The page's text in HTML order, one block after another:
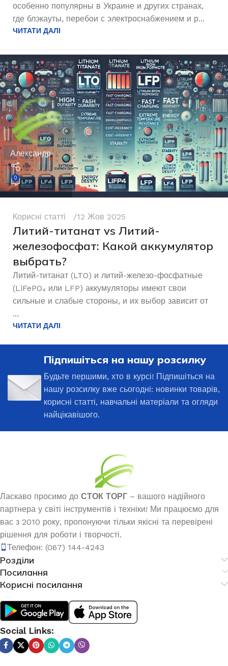
особенно популярны в Украине и других странах,
где блэкауты, перебои с электроснабжением и р...
ЧИТАТИ ДАЛІ
Александр
0
Корисні статті 12 Жов 2025
Литий-титанат vs Литий-
железофосфат: Какой аккумулятор
выбрать?
Литий-титанат (LTO) и литий-железо-фосфатные
(LiFePO₄ или LFP) аккумуляторы имеют свои
сильные и слабые стороны, и их выбор зависит от
...
ЧИТАТИ ДАЛІ
Підпишіться на нашу розсилку
Будьте першими, хто в курсі! Підпишіться на
нашу розсилку вже сьогодні: новинки товарів,
корисні статті, навчальні матеріали та огляди
найцікавішого.
Ласкаво просимо до СТОК ТОРГ – вашого надійного
партнера у світі інструментів і техніки! Ми працюємо для
вас з 2010 року, пропонуючи тільки якісні та перевірені
рішення для роботи і творчості.
Телефон: (067) 144-4243
Розділи
Посилання
Корисні посилання
Social Links: